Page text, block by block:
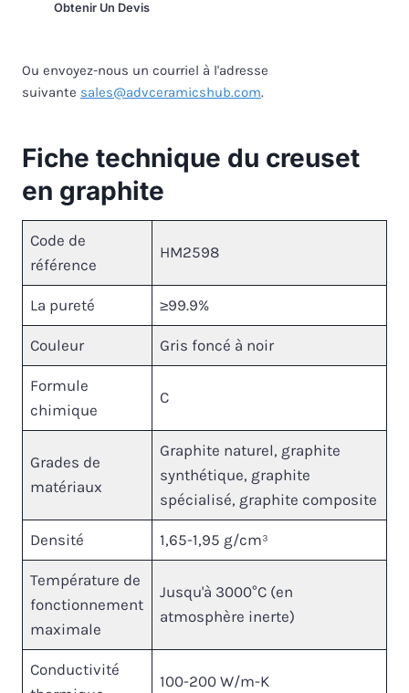
Obtenir Un Devis
Ou envoyez-nous un courriel à l'adresse
suivante sales@advceramicshub.com.
Fiche technique du creuset
en graphite
Code de
référence
HM2598
La pureté ≥99.9%
Couleur Gris foncé à noir
Formule
chimique
C
Grades de
matériaux
Graphite naturel, graphite
synthétique, graphite
spécialisé, graphite composite
Densité 1,65-1,95 g/cm³
Température de
fonctionnement
maximale
Jusqu'à 3000°C (en
atmosphère inerte)
Conductivité
100-200 W/m-K